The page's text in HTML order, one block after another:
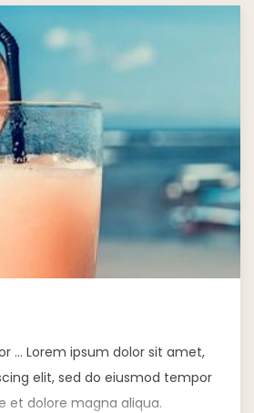
… Lorem ipsum dolor sit amet,
elit, sed do eiusmod tempor
et dolore magna aliqua.